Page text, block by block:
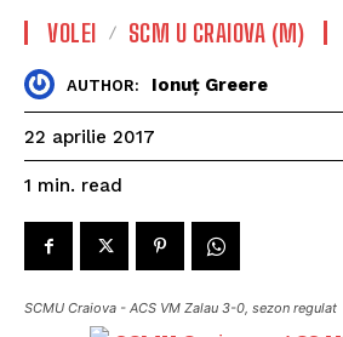
VOLEI SCM U CRAIOVA (M)
AUTHOR: Ionuț Greere
22 aprilie 2017
1 min. read
SCMU Craiova - ACS VM Zalau 3-0, sezon regulat